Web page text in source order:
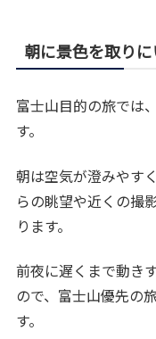
朝に景色を取りに
富士山目的の旅では
す。
朝は空気が澄みやす
らの眺望や近くの撮
ります。
前夜に遅くまで動き
ので、富士山優先の
す。